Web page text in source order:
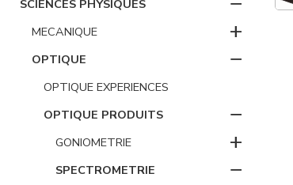
SCIENCES PHYSIQUES
MECANIQUE +
OPTIQUE −
OPTIQUE EXPERIENCES
OPTIQUE PRODUITS
−
GONIOMETRIE +
SPECTROMETRIE −